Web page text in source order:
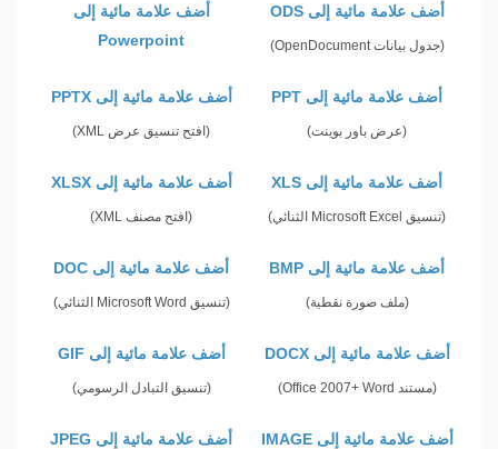
أضف علامة مائية إلى ODS
(جدول بيانات OpenDocument)
أضف علامة مائية إلى
Powerpoint
أضف علامة مائية إلى PPT
(عرض باور بوينت)
أضف علامة مائية إلى PPTX
(افتح تنسيق عرض XML)
أضف علامة مائية إلى XLS
(تنسيق Microsoft Excel الثنائي)
أضف علامة مائية إلى XLSX
(افتح مصنف XML)
أضف علامة مائية إلى BMP
(ملف صورة نقطية)
أضف علامة مائية إلى DOC
(تنسيق Microsoft Word الثنائي)
أضف علامة مائية إلى DOCX
(مستند Office 2007+ Word)
أضف علامة مائية إلى GIF
(تنسيق التبادل الرسومي)
أضف علامة مائية إلى IMAGE أضف علامة مائية إلى JPEG